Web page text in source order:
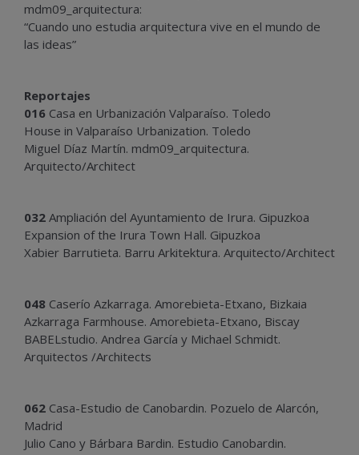
mdm09_arquitectura:
“Cuando uno estudia arquitectura vive en el mundo de
las ideas”
Reportajes
016 Casa en Urbanización Valparaíso. Toledo
House in Valparaíso Urbanization. Toledo
Miguel Díaz Martín. mdm09_arquitectura.
Arquitecto/Architect
032 Ampliación del Ayuntamiento de Irura. Gipuzkoa
Expansion of the Irura Town Hall. Gipuzkoa
Xabier Barrutieta. Barru Arkitektura. Arquitecto/Architect
048 Caserío Azkarraga. Amorebieta-Etxano, Bizkaia
Azkarraga Farmhouse. Amorebieta-Etxano, Biscay
BABELstudio. Andrea García y Michael Schmidt.
Arquitectos /Architects
062 Casa-Estudio de Canobardin. Pozuelo de Alarcón,
Madrid
Julio Cano y Bárbara Bardin. Estudio Canobardin.